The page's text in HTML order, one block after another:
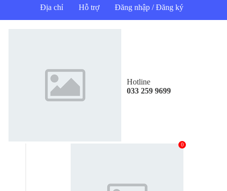
Địa chỉ Hỗ trợ Đăng nhập / Đăng ký
Hotline
033 259 9699
0